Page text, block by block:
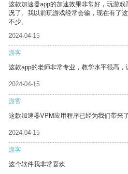
这款加速器app的加速效果非常好，玩游
况了。我以前玩游戏经常会输，现在有了
不少。
2024-04-15
游客
这款app的老师非常专业，教学水平很高，
2024-04-15
游客
这款加速器VPM应用程序已经为我们带来
2024-04-15
游客
这个软件我非常喜欢